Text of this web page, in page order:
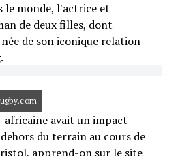
le monde, l'actrice et
de deux filles, dont
de son iconique relation
africaine avait un impact
du terrain au cours de
apprend-on sur le site